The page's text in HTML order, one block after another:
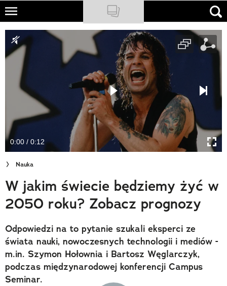
Skip
main
content
NATIONAL GEOGRAPHIC
TRAVELER
PODCASTY
Newsletter
Cuda Polski
Wielki Konkurs Fotograficzny
Trendbook Podróżniczy
Polecane
0:00 / 0:12
Nauka
W jakim świecie będziemy żyć w
2050 roku? Zobacz prognozy
Odpowiedzi na to pytanie szukali eksperci ze
świata nauki, nowoczesnych technologii i mediów -
m.in. Szymon Hołownia i Bartosz Węglarczyk,
podczas międzynarodowej konferencji Campus
Seminar.